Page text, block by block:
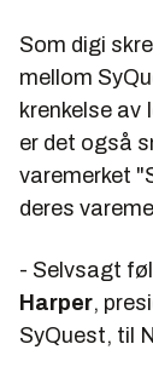
Som digi
mellom
krenkelse av
er det også
varemerket
deres
- Selvsagt
Harper,
SyQuest, til